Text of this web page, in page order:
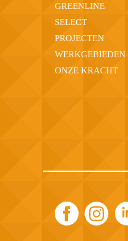
GREENLINE
SELECT
PROJECTEN
WERKGEBIEDEN
ONZE KRACHT